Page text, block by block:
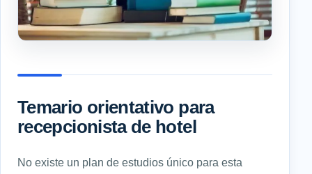
Temario orientativo para
recepcionista de hotel
No existe un plan de estudios único para esta